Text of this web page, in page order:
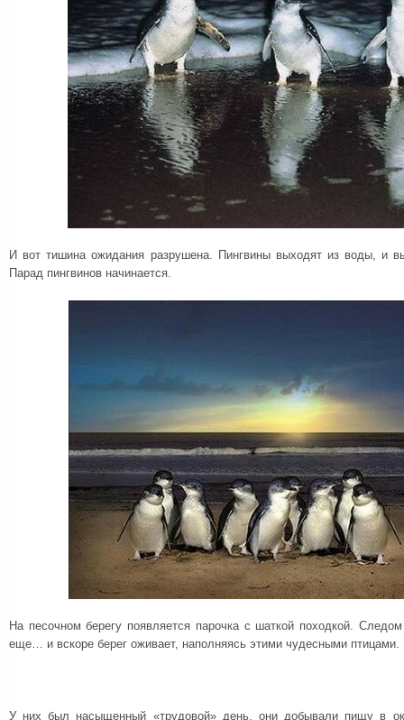
И вот тишина ожидания разрушена. Пингвины выходят из воды, и
Парад пингвинов начинается.
На песочном берегу появляется парочка с шаткой походкой.
еще… и вскоре берег оживает, наполняясь этими чудесными птицами.
У них был насыщенный «трудовой» день, они добывали пищу в